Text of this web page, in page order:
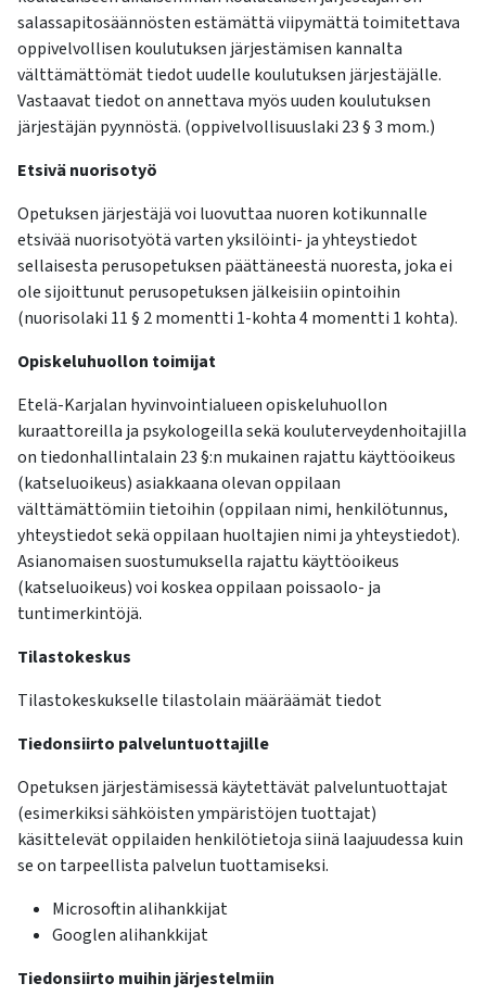
salassapitosäännösten estämättä viipymättä toimitettava
oppivelvollisen koulutuksen järjestämisen kannalta
välttämättömät tiedot uudelle koulutuksen järjestäjälle.
Vastaavat tiedot on annettava myös uuden koulutuksen
järjestäjän pyynnöstä. (oppivelvollisuuslaki 23 § 3 mom.)
Etsivä nuorisotyö
Opetuksen järjestäjä voi luovuttaa nuoren kotikunnalle
etsivää nuorisotyötä varten yksilöinti- ja yhteystiedot
sellaisesta perusopetuksen päättäneestä nuoresta, joka ei
ole sijoittunut perusopetuksen jälkeisiin opintoihin
(nuorisolaki 11 § 2 momentti 1-kohta 4 momentti 1 kohta).
Opiskeluhuollon toimijat
Etelä-Karjalan hyvinvointialueen opiskeluhuollon
kuraattoreilla ja psykologeilla sekä kouluterveydenhoitajilla
on tiedonhallintalain 23 §:n mukainen rajattu käyttöoikeus
(katseluoikeus) asiakkaana olevan oppilaan
välttämättömiin tietoihin (oppilaan nimi, henkilötunnus,
yhteystiedot sekä oppilaan huoltajien nimi ja yhteystiedot).
Asianomaisen suostumuksella rajattu käyttöoikeus
(katseluoikeus) voi koskea oppilaan poissaolo- ja
tuntimerkintöjä.
Tilastokeskus
Tilastokeskukselle tilastolain määräämät tiedot
Tiedonsiirto palveluntuottajille
Opetuksen järjestämisessä käytettävät palveluntuottajat
(esimerkiksi sähköisten ympäristöjen tuottajat)
käsittelevät oppilaiden henkilötietoja siinä laajuudessa kuin
se on tarpeellista palvelun tuottamiseksi.
Microsoftin alihankkijat
Googlen alihankkijat
Tiedonsiirto muihin järjestelmiin